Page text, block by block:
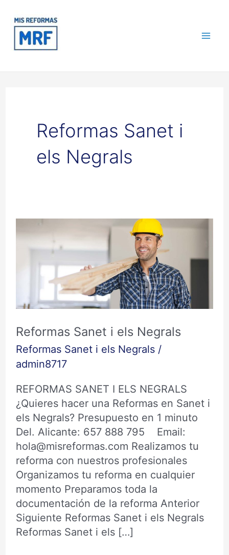
contenido
Reformas Sanet i
els Negrals
Reformas Sanet i els Negrals
Reformas Sanet i els Negrals/
admin8717
REFORMAS SANET I ELS NEGRALS
¿Quieres hacer una Reformas en Sanet i
els Negrals? Presupuesto en 1 minuto
Del. Alicante: 657 888 795 Email:
hola@misreformas.com Realizamos tu
reforma con nuestros profesionales
Organizamos tu reforma en cualquier
momento Preparamos toda la
documentación de la reforma Anterior
Siguiente Reformas Sanet i els Negrals
Reformas Sanet i els […]
Reformas
Sanet
Negrals